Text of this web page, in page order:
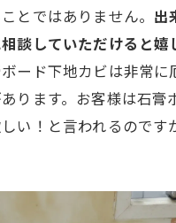
とではありません。 出
談していただけると嬉
ード下地カビは非常に
ります。お客様は石膏
い！と言われるのです